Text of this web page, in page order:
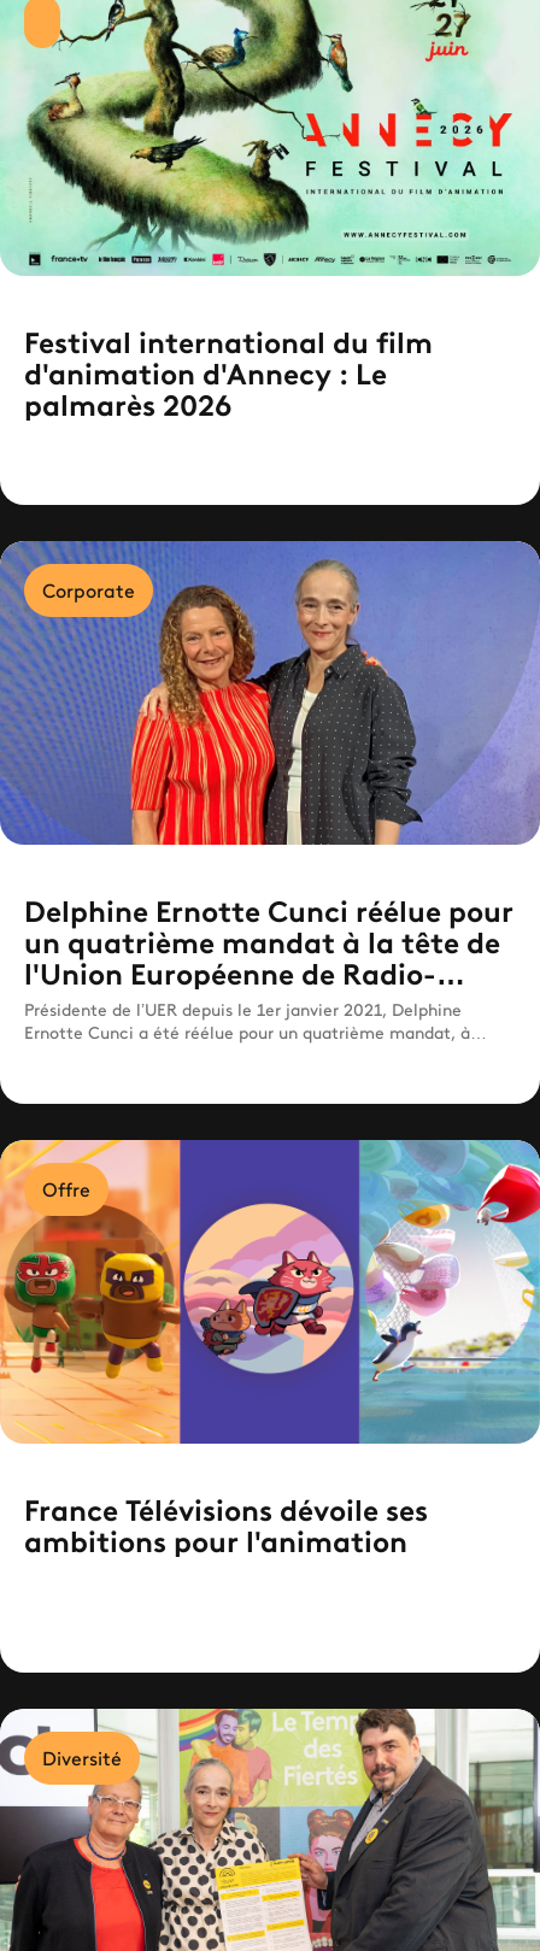
Festival international du film
d'animation d'Annecy : Le
palmarès 2026
Corporate
Delphine Ernotte Cunci réélue pour
un quatrième mandat à la tête de
l'Union Européenne de Radio-
télévision
Présidente de l’UER depuis le 1er janvier 2021, Delphine
Ernotte Cunci a été réélue pour un quatrième mandat, à
Offre
France Télévisions dévoile ses
ambitions pour l'animation
Diversité